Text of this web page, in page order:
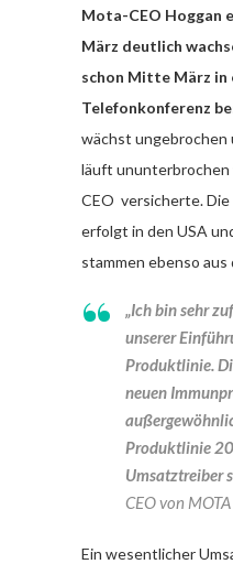
Mota-CEO Hoggan
März deutlich
schon Mitte März in
Telefonkonferenz
wächst ungebrochen
läuft ununterbrochen
CEO versicherte.
erfolgt in den USA
stammen ebenso aus
„Ich bin sehr
unserer
Produktlinie.
neuen
Produktlinie
Umsatztreiber
CEO von
Ein wesentlicher